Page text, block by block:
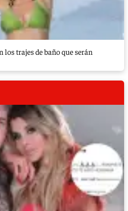
los trajes de baño que serán